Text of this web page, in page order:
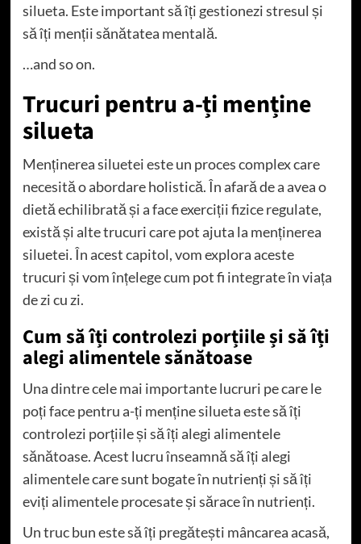
silueta. Este important să îți gestionezi stresul și
să îți menții sănătatea mentală.
…and so on.
Trucuri pentru a-ți menține
silueta
Menținerea siluetei este un proces complex care
necesită o abordare holistică. În afară de a avea o
dietă echilibrată și a face exerciții fizice regulate,
există și alte trucuri care pot ajuta la menținerea
siluetei. În acest capitol, vom explora aceste
trucuri și vom înțelege cum pot fi integrate în viața
de zi cu zi.
Cum să îți controlezi porțiile și să îți
alegi alimentele sănătoase
Una dintre cele mai importante lucruri pe care le
poți face pentru a-ți menține silueta este să îți
controlezi porțiile și să îți alegi alimentele
sănătoase. Acest lucru înseamnă să îți alegi
alimentele care sunt bogate în nutrienți și să îți
eviți alimentele procesate și sărace în nutrienți.
Un truc bun este să îți pregătești mâncarea acasă,